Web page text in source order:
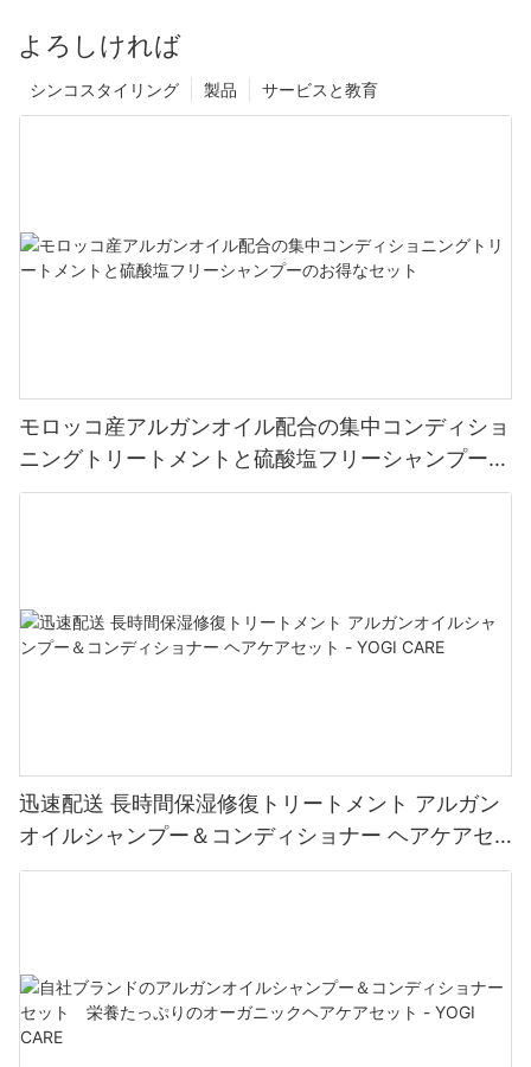
よろしければ
サービスと教育
製品
シンコスタイリング
モロッコ産アルガンオイル配合の集中コンディショ
ニングトリートメントと硫酸塩フリーシャンプーの
お得なセット
迅速配送 長時間保湿修復トリートメント アルガン
オイルシャンプー＆コンディショナー ヘアケアセ
ット - YOGI CARE